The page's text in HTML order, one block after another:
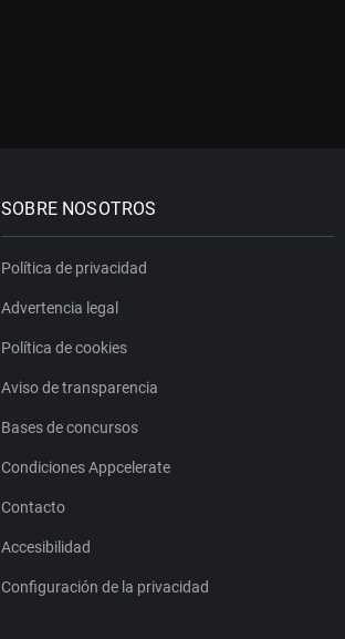
SOBRE NOSOTROS
Política de privacidad
Advertencia legal
Política de cookies
Aviso de transparencia
Bases de concursos
Condiciones Appcelerate
Contacto
Accesibilidad
Configuración de la privacidad